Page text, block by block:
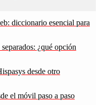
diccionario esencial para
¿qué opción
desde otro
el móvil paso a paso